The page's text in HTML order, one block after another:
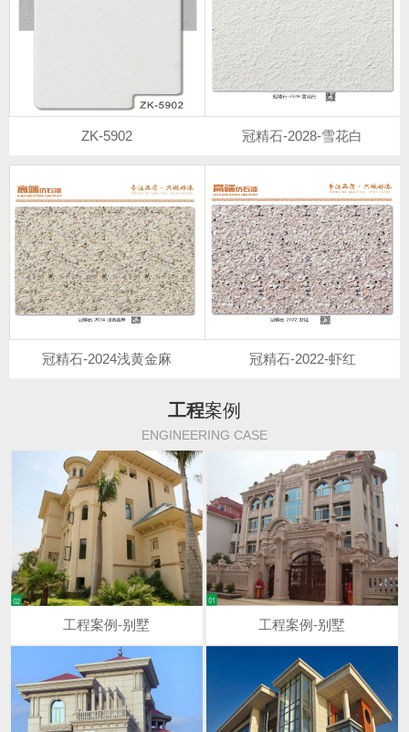
ZK-5902 冠精石-2028-雪花白
冠精石-2024浅黄金麻 冠精石-2022-虾红
工程案例
ENGINEERING CASE
工程案例-别墅 工程案例-别墅